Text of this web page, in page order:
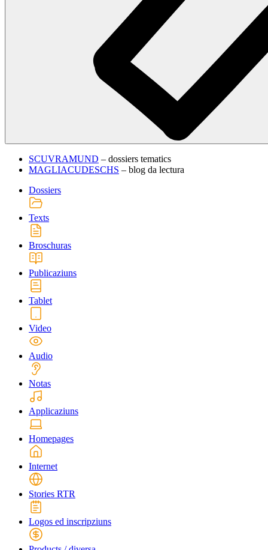
SCUVRAMUND – dossiers tematics
MAGLIACUDESCHS – blog da lectura
Dossiers
Texts
Broschuras
Publicaziuns
Tablet
Video
Audio
Notas
Applicaziuns
Homepages
Internet
Stories RTR
Logos ed inscripziuns